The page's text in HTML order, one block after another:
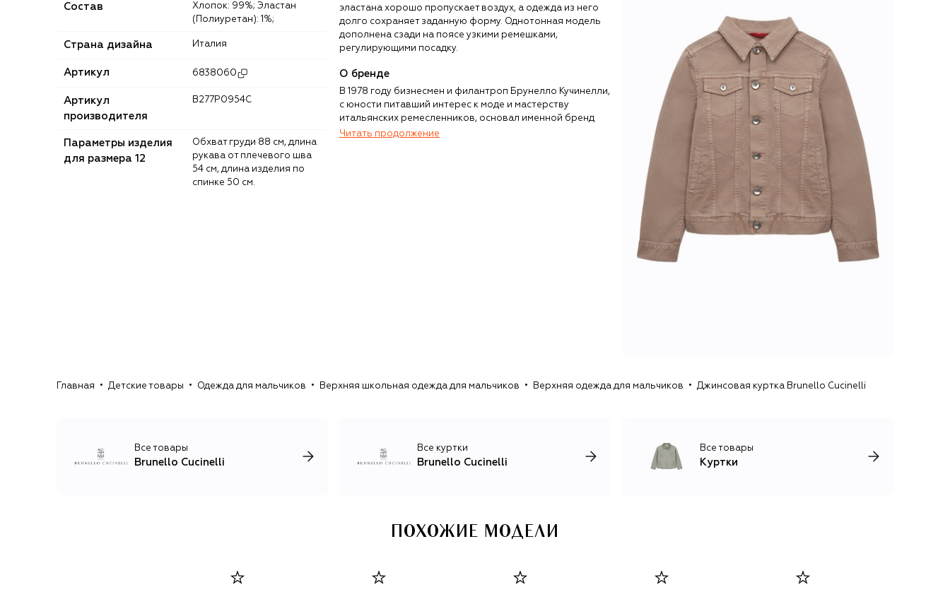
Состав
Хлопок: 99%; Эластан
(Полиуретан): 1%;
Страна дизайна Италия
Артикул 6838060
Артикул
производителя
B277P0954C
Параметры изделия
для размера 12
Обхват груди 88 см, длина
рукава от плечевого шва
54 см, длина изделия по
спинке 50 см.
эластана хорошо пропускает воздух, а одежда из него
долго сохраняет заданную форму. Однотонная модель
дополнена сзади на поясе узкими ремешками,
регулирующими посадку.
О бренде
В 1978 году бизнесмен и филантроп Брунелло Кучинелли,
с юности питавший интерес к моде и мастерству
итальянских ремесленников, основал именной бренд
одежды из кашемира. Переломный момент в истории
производстве бренда разрабатывают уникальные
Помимо кашемирового трикотажа, бренд выпускает
домашний текстиль и предметы декора, одежду и
Читать продолжение
Главная Детские товары Одежда для мальчиков Верхняя школьная одежда для мальчиков Верхняя одежда для мальчиков Джинсовая куртка Brunello Cucinelli
Все товары
Brunello Cucinelli
Все куртки
Brunello Cucinelli
Все товары
Куртки
ПОХОЖИЕ МОДЕЛИ